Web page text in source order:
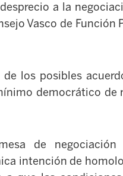
a la
Vasco de
los posibles
democrático de
de
intención de